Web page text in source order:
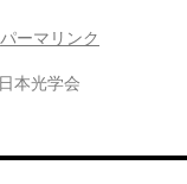
パーマリンク
本光学会